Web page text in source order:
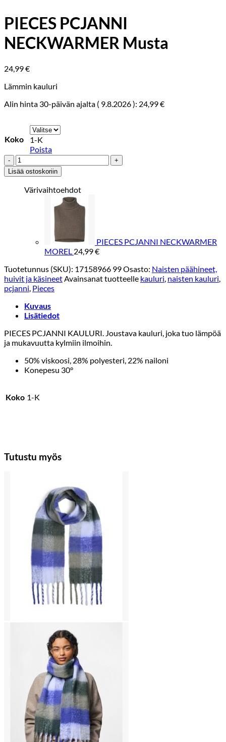
PIECES PCJANNI
NECKWARMER Musta
24,99€
Lämmin kauluri
Alin hinta 30-päivän ajalta ( 9.8.2026): 24,99€
Koko
1-K
Poista
PIECES
PCJANNI
NECKWARMER
Musta
Lisää ostoskoriin
Värivaihtoehdot
PIECES PCJANNI NECKWARMER
MOREL 24,99€
Tuotetunnus (SKU): 17158966 99Osasto: Naisten päähineet,
huivit ja käsineetAvainsanat tuotteelle kauluri, naisten kauluri,
pcjanni, Pieces
Kuvaus
Lisätiedot
PIECES PCJANNI KAULURI. Joustava kauluri, joka tuo lämpöä
ja mukavuutta kylmiin ilmoihin.
50% viskoosi, 28% polyesteri, 22% nailoni
Konepesu 30°
Koko 1-K
Tutustu myös